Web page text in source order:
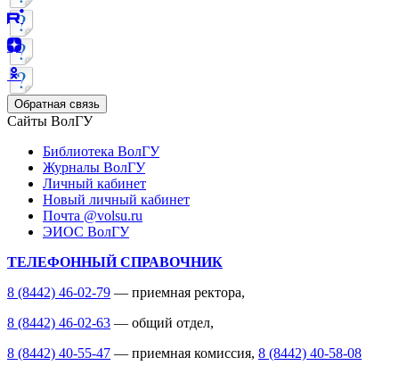
Обратная связь
Сайты ВолГУ
Библиотека ВолГУ
Журналы ВолГУ
Личный кабинет
Новый личный кабинет
Почта @volsu.ru
ЭИОС ВолГУ
ТЕЛЕФОННЫЙ СПРАВОЧНИК
8 (8442) 46-02-79 — приемная ректора,
8 (8442) 46-02-63 — общий отдел,
8 (8442) 40-55-47 — приемная комиссия, 8 (8442) 40-58-08